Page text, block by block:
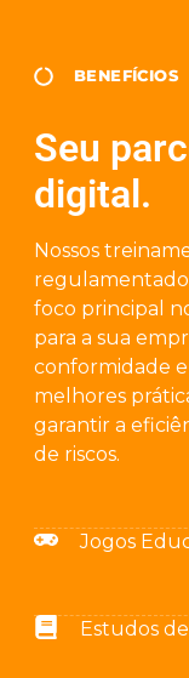
BENEFÍCIOS
Seu
digital.
Nossos
foco principal
para a sua
conformidade
melhores
garantir a
de riscos.
Jogos
Estudos de